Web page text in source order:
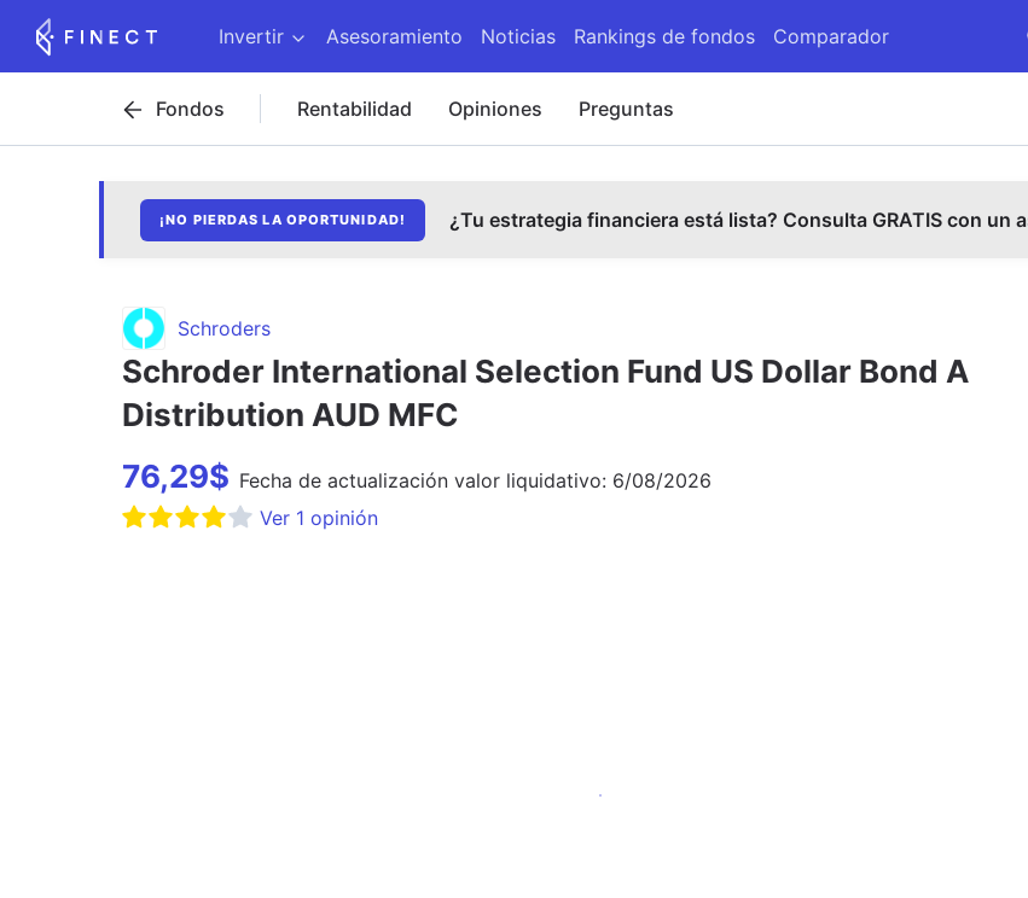
Invertir Asesoramiento Noticias Rankings de fondos Comparador
Fondos Rentabilidad Opiniones Preguntas
¡NO PIERDAS LA OPORTUNIDAD! ¿Tu estrategia financiera está lista? Consulta GRATIS con un
Schroders
Schroder International Selection Fund US Dollar Bond A
Distribution AUD MFC
76,29$ Fecha de actualización valor liquidativo: 6/08/2026
Ver 1 opinión